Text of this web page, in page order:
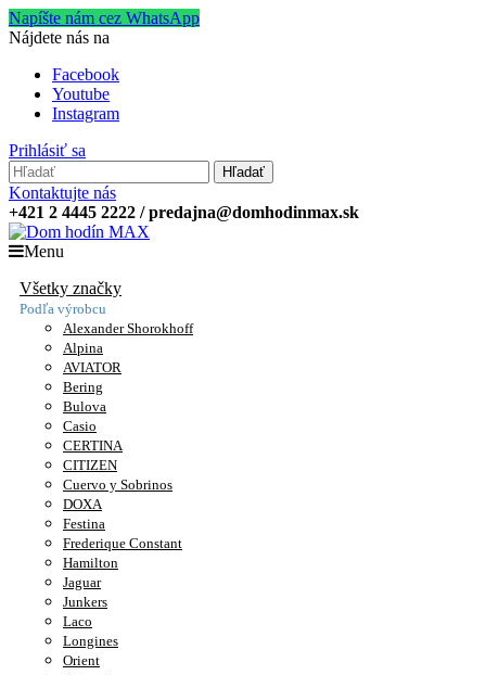
Napíšte nám cez WhatsApp
Nájdete nás na
Facebook
Youtube
Instagram
Prihlásiť sa
Hľadať
Kontaktujte nás
+421 2 4445 2222 / predajna@domhodinmax.sk
Menu
Všetky značky
Podľa výrobcu
Alexander Shorokhoff
Alpina
AVIATOR
Bering
Bulova
Casio
CERTINA
CITIZEN
Cuervo y Sobrinos
DOXA
Festina
Frederique Constant
Hamilton
Jaguar
Junkers
Laco
Longines
Orient